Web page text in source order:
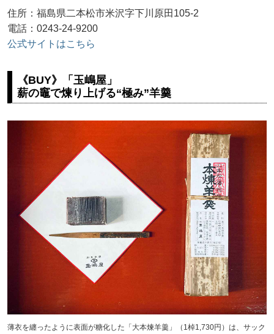
住所：福島県二本松市米沢字下川原田105-2
電話：0243-24-9200
公式サイトはこちら
《BUY》「玉嶋屋」
薪の竈で煉り上げる“極み”羊羹
薄衣を纏ったように表面が糖化した「大本煉羊羹」（1棹1,730円）は、サック